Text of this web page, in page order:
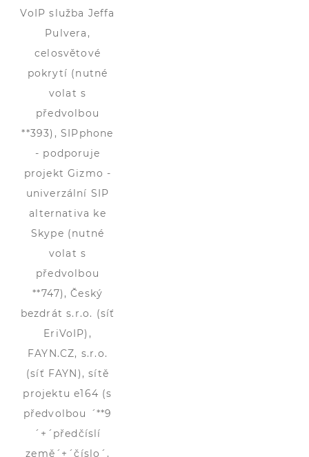
VoIP služba Jeffa
Pulvera,
celosvětové
pokrytí (nutné
volat s
předvolbou
**393), SIPphone
- podporuje
projekt Gizmo -
univerzální SIP
alternativa ke
Skype (nutné
volat s
předvolbou
**747), Český
bezdrát s.r.o. (síť
EriVoIP),
FAYN.CZ, s.r.o.
(síť FAYN), sítě
projektu e164 (s
předvolbou ´**9
´+´předčíslí
země´+´číslo´,